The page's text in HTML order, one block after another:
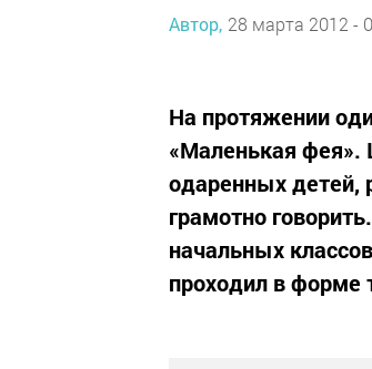
Автор, 28 марта 2012 -
На протяжении
«Маленькая фея».
одаренных детей,
грамотно
начальных
проходил в форме